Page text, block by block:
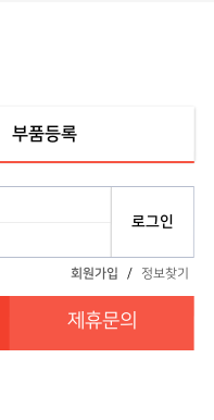
부품등록
회원가입 / 정보찾기
제휴문의